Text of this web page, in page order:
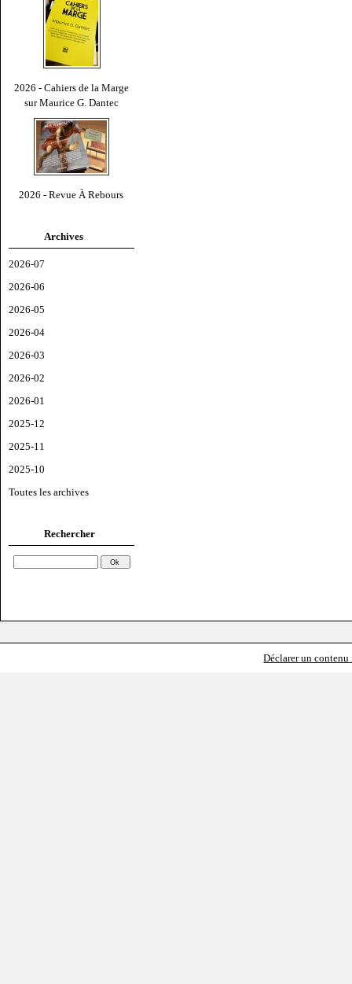
2026 - Cahiers de la Marge
sur Maurice G. Dantec
2026 - Revue À Rebours
Archives
2026-07
2026-06
2026-05
2026-04
2026-03
2026-02
2026-01
2025-12
2025-11
2025-10
Toutes les archives
Rechercher
Déclarer un